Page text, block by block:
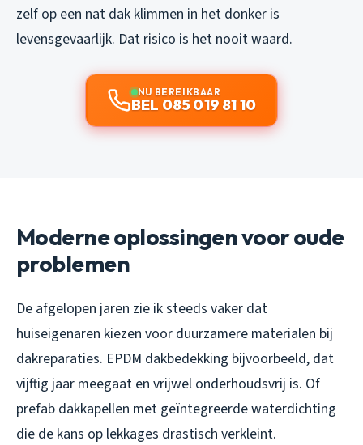
zelf op een nat dak klimmen in het donker is
levensgevaarlijk. Dat risico is het nooit waard.
NU BEREIKBAAR
BEL 085 019 81 10
Moderne oplossingen voor oude
problemen
De afgelopen jaren zie ik steeds vaker dat
huiseigenaren kiezen voor duurzamere materialen bij
dakreparaties. EPDM dakbedekking bijvoorbeeld, dat
vijftig jaar meegaat en vrijwel onderhoudsvrij is. Of
prefab dakkapellen met geïntegreerde waterdichting
die de kans op lekkages drastisch verkleint.